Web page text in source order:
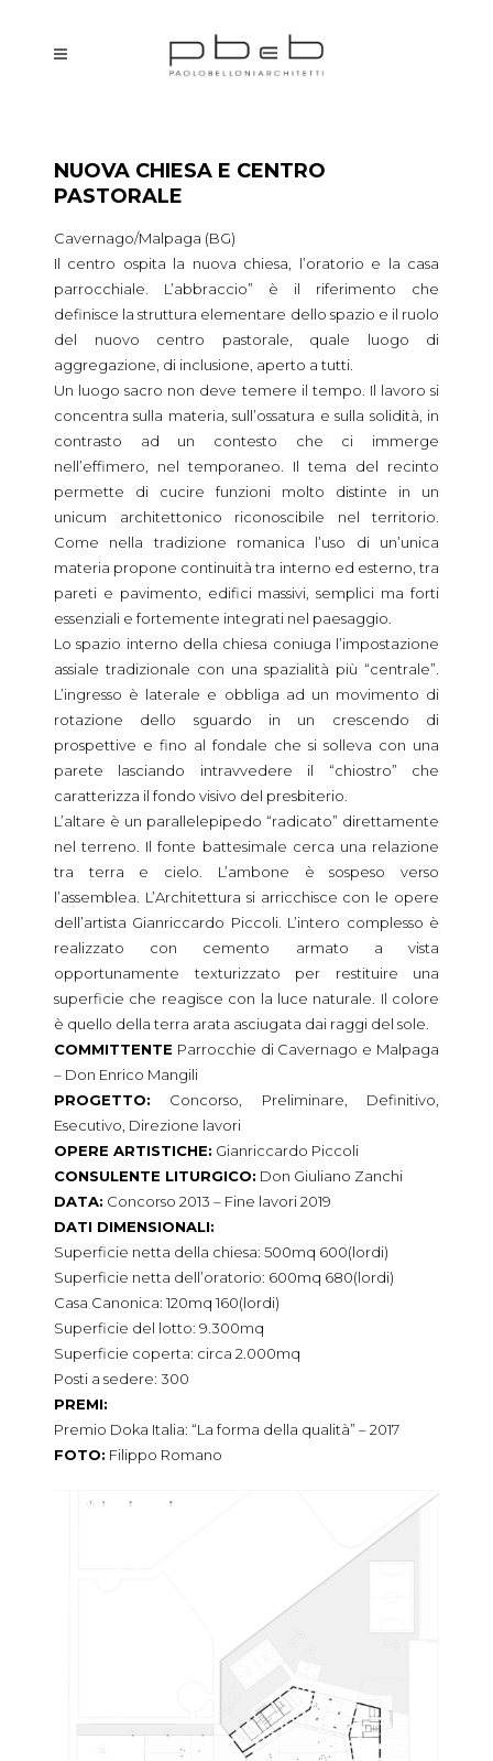
NUOVA CHIESA E CENTRO
PASTORALE
Cavernago/Malpaga (BG)
Il centro ospita la nuova chiesa, l’oratorio e la casa
parrocchiale. L’abbraccio” è il riferimento che
definisce la struttura elementare dello spazio e il ruolo
del nuovo centro pastorale, quale luogo di
aggregazione, di inclusione, aperto a tutti.
Un luogo sacro non deve temere il tempo. Il lavoro si
concentra sulla materia, sull’ossatura e sulla solidità, in
contrasto ad un contesto che ci immerge
nell’effimero, nel temporaneo. Il tema del recinto
permette di cucire funzioni molto distinte in un
unicum architettonico riconoscibile nel territorio.
Come nella tradizione romanica l’uso di un’unica
materia propone continuità tra interno ed esterno, tra
pareti e pavimento, edifici massivi, semplici ma forti
essenziali e fortemente integrati nel paesaggio.
Lo spazio interno della chiesa coniuga l’impostazione
assiale tradizionale con una spazialità più “centrale”.
L’ingresso è laterale e obbliga ad un movimento di
rotazione dello sguardo in un crescendo di
prospettive e fino al fondale che si solleva con una
parete lasciando intravvedere il “chiostro” che
caratterizza il fondo visivo del presbiterio.
L’altare è un parallelepipedo “radicato” direttamente
nel terreno. Il fonte battesimale cerca una relazione
tra terra e cielo. L’ambone è sospeso verso
l’assemblea. L’Architettura si arricchisce con le opere
dell’artista Gianriccardo Piccoli. L’intero complesso è
realizzato con cemento armato a vista
opportunamente texturizzato per restituire una
superficie che reagisce con la luce naturale. Il colore
è quello della terra arata asciugata dai raggi del sole.
COMMITTENTE Parrocchie di Cavernago e Malpaga
– Don Enrico Mangili
PROGETTO: Concorso, Preliminare, Definitivo,
Esecutivo, Direzione lavori
OPERE ARTISTICHE: Gianriccardo Piccoli
CONSULENTE LITURGICO: Don Giuliano Zanchi
DATA: Concorso 2013 – Fine lavori 2019
DATI DIMENSIONALI:
Superficie netta della chiesa: 500mq 600(lordi)
Superficie netta dell’oratorio: 600mq 680(lordi)
Casa Canonica: 120mq 160(lordi)
Superficie del lotto: 9.300mq
Superficie coperta: circa 2.000mq
Posti a sedere: 300
PREMI:
Premio Doka Italia: “La forma della qualità” – 2017
FOTO: Filippo Romano